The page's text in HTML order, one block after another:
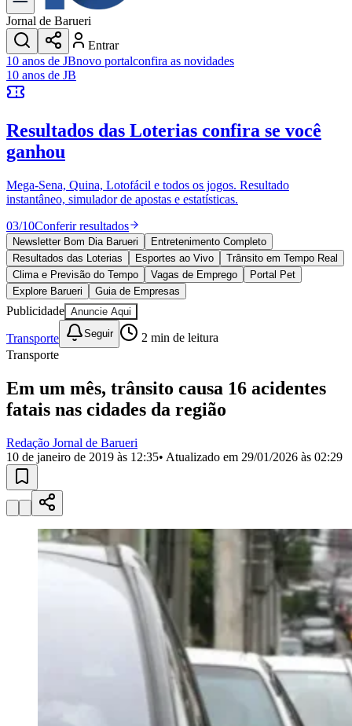
Dia a Dia & Lazer
Transportes
Gastronomia
Cinema & Shows
JogosNovo
Anuncie no Portal
Cadastrar Empresa
Divulgar Vagas
Política
Esportes
Saúde
Segurança
Cultura
Meio Ambiente
Obras
Educação
Bairros de Barueri
AldeiaAldeia da SerraAldeia de BarueriAlphaville
VistaCalifórniaCarapicuíba
RegiãoCotiaCruz PretaEngenho NovoFazenda
Militar
Califórnia
Esperança Jardim Graziela
Julio Jardim Líbano
Jardim São Pedro Jardim São Silvestre Jardim SilveiraJardim
Jardim Tupanci Mutinga Nova Aldeinha
Parque dos
Parque ImperialParque Santa Luzia Parque Viana
Pirapora
Recanto Phrynéa
TamboréVale do Sol Vila Barros Vila Boa VistaVila
Vila Engenho Novo Vila Márcia
Vila Nossa Sra. da
Jornal de Barueri
Entrar
10 anos de JBnovo portalconfira as novidades
10 anos de JB
Resultados das Loterias confira se você
ganhou
Mega-Sena, Quina, Lotofácil e todos os jogos. Resultado
instantâneo, simulador de apostas e estatísticas.
03/10Conferir resultados
Newsletter Bom Dia Barueri
Entretenimento Completo
Resultados das Loterias
Esportes ao Vivo
Trânsito em Tempo Real
Clima e Previsão do Tempo
Vagas de Emprego
Portal Pet
Explore Barueri
Guia de Empresas
Publicidade Anuncie Aqui
Transporte Seguir 2 min de leitura
Transporte
Em um mês, trânsito causa 16 acidentes
fatais nas cidades da região
Redação Jornal de Barueri
10 de janeiro de 2019 às 12:35• Atualizado em 29/01/2026 às 02:29